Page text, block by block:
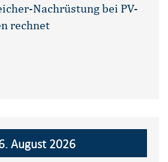
Nachrüstung bei PV-
rechnet
August 2026